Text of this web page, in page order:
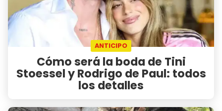
ANTICIPO
Cómo será la boda de Tini
Stoessel y Rodrigo de Paul: todos
los detalles